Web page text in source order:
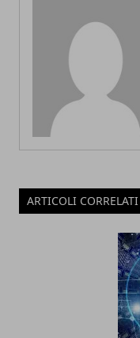
ARTICOLI CORRELATI